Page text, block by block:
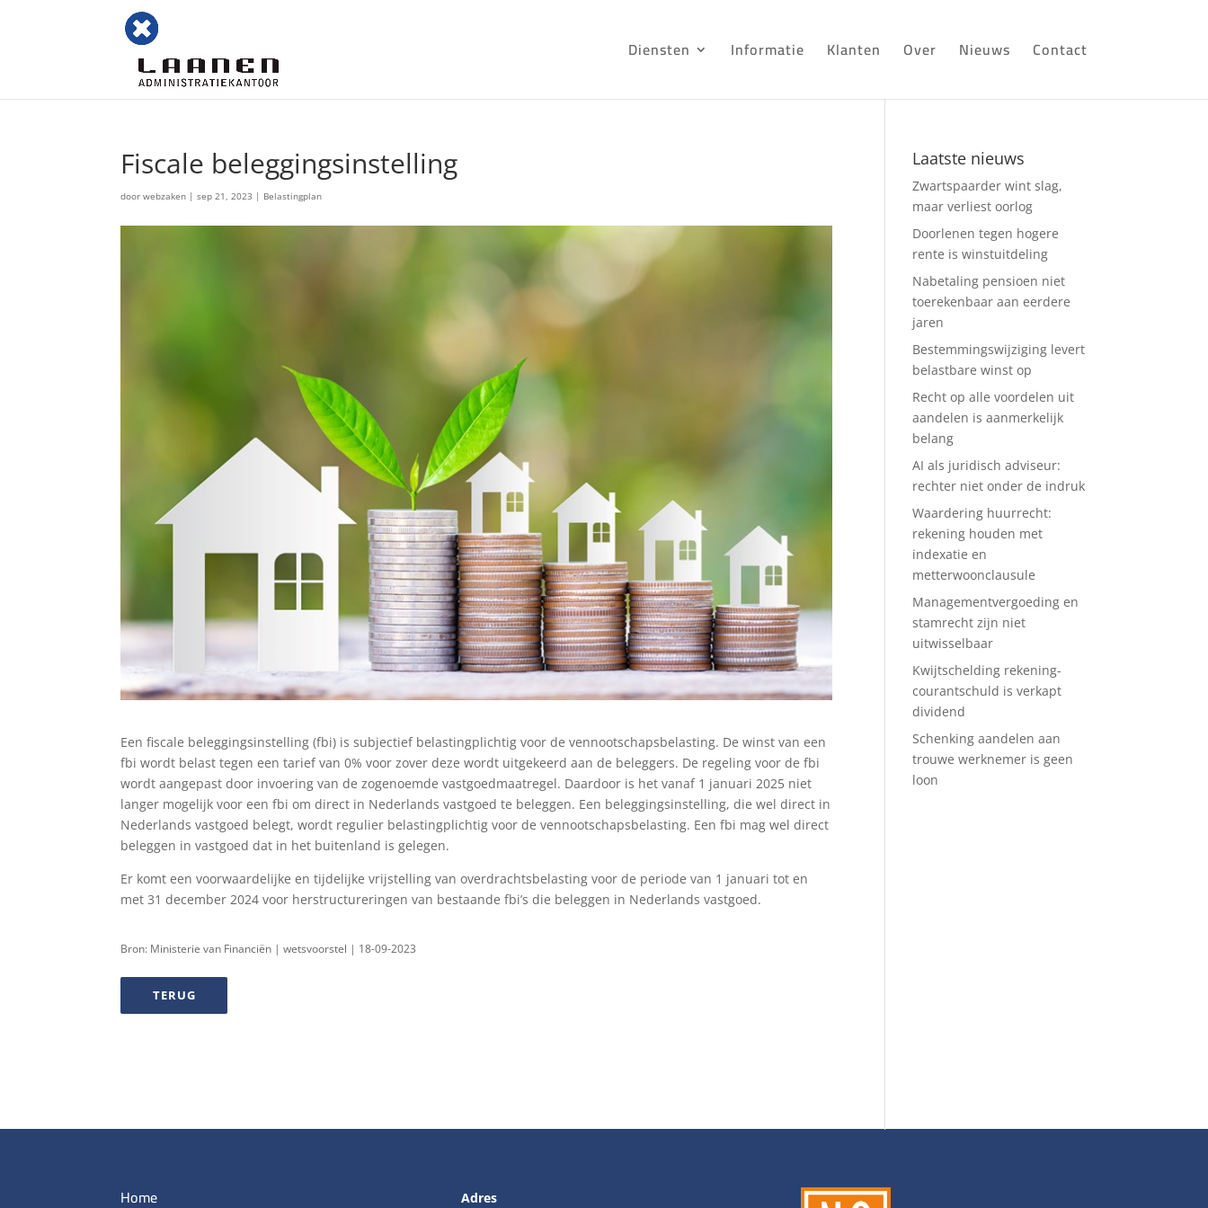
Diensten Informatie Klanten Over Nieuws Contact
Fiscale beleggingsinstelling
doorwebzaken |sep 21, 2023 | Belastingplan
Een fiscale beleggingsinstelling (fbi) is subjectief belastingplichtig voor de vennootschapsbelasting. De winst van een
fbi wordt belast tegen een tarief van 0% voor zover deze wordt uitgekeerd aan de beleggers. De regeling voor de fbi
wordt aangepast door invoering van de zogenoemde vastgoedmaatregel. Daardoor is het vanaf 1 januari 2025 niet
langer mogelijk voor een fbi om direct in Nederlands vastgoed te beleggen. Een beleggingsinstelling, die wel direct in
Nederlands vastgoed belegt, wordt regulier belastingplichtig voor de vennootschapsbelasting. Een fbi mag wel direct
beleggen in vastgoed dat in het buitenland is gelegen.
Er komt een voorwaardelijke en tijdelijke vrijstelling van overdrachtsbelasting voor de periode van 1 januari tot en
met 31 december 2024 voor herstructureringen van bestaande fbi’s die beleggen in Nederlands vastgoed.
Bron: Ministerie van Financiën | wetsvoorstel | 18-09-2023
TERUG
Laatste nieuws
Zwartspaarder wint slag,
maar verliest oorlog
Doorlenen tegen hogere
rente is winstuitdeling
Nabetaling pensioen niet
toerekenbaar aan eerdere
jaren
Bestemmingswijziging levert
belastbare winst op
Recht op alle voordelen uit
aandelen is aanmerkelijk
belang
AI als juridisch adviseur:
rechter niet onder de indruk
Waardering huurrecht:
rekening houden met
indexatie en
metterwoonclausule
Managementvergoeding en
stamrecht zijn niet
uitwisselbaar
Kwijtschelding rekening-
courantschuld is verkapt
dividend
Schenking aandelen aan
trouwe werknemer is geen
loon
Home Adres